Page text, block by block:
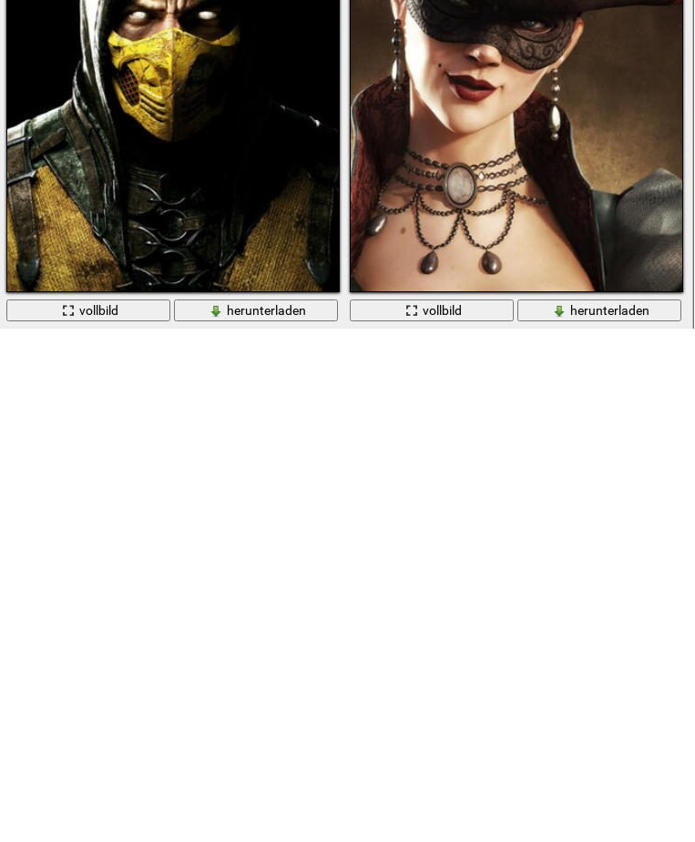
vollbild
herunterladen
vollbild
herunterladen